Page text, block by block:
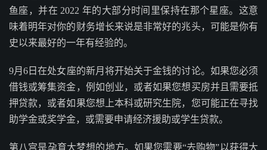
鱼座，并在 2022 年的大部分时间里保持在那个星座。这意
味着明年对你的财务增长来说是非常好的兆头，可能是你有
史以来最好的一年有经验的。
9月6日在处女座的新月将开始关于金钱的讨论。如果您必须
借钱或筹集资金，例如创业，或者如果您想买房并且需要抵
押贷款，或者如果您想上本科或研究生院，您可能正在寻找
助学金或奖学金，或需要申请经济援助或学生贷款。
第八宫是孕育大梦想的地方。如果您需要“去购物”以获得大